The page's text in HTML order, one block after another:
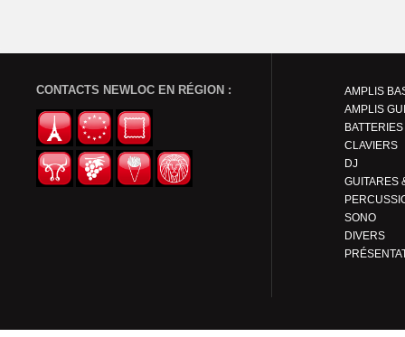
CONTACTS NEWLOC EN RÉGION :
AMPLIS
AMPLIS
BATTERIES
CLAVIERS
DJ
SONO
DIVERS